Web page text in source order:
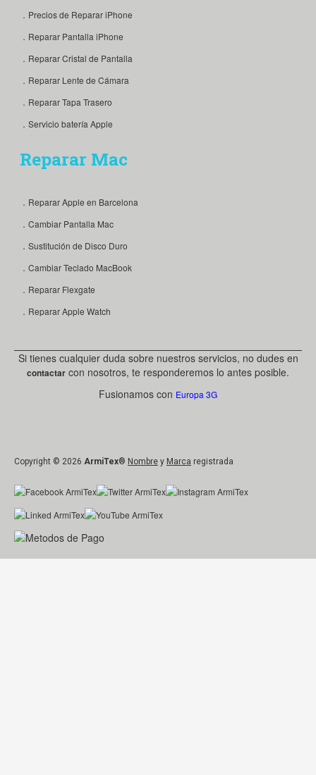
．Precios de Reparar iPhone
．Reparar Pantalla iPhone
．Reparar Cristal de Pantalla
．Reparar Lente de Cámara
．Reparar Tapa Trasero
．Servicio batería Apple
Reparar Mac
．Reparar Apple en Barcelona
．Cambiar Pantalla Mac
．Sustitución de Disco Duro
．Cambiar Teclado MacBook
．Reparar Flexgate
．Reparar Apple Watch
Si tienes cualquier duda sobre nuestros servicios, no dudes en
contactar con nosotros, te responderemos lo antes posible.
Fusionamos con Europa 3G
Copyright © 2026 ArmiTex® Nombre y Marca registrada